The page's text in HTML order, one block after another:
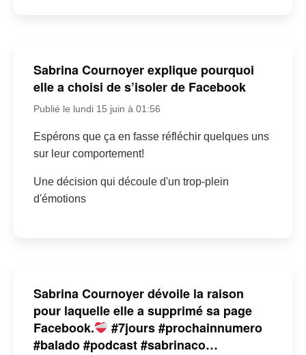
Sabrina Cournoyer explique pourquoi
elle a choisi de s’isoler de Facebook
Publié le lundi 15 juin à 01:56
Espérons que ça en fasse réfléchir quelques uns
sur leur comportement!
Une décision qui découle d'un trop-plein
d'émotions
Sabrina Cournoyer dévoile la raison
pour laquelle elle a supprimé sa page
Facebook.
#7jours #prochainnumero
#balado #podcast #sabrinaco…